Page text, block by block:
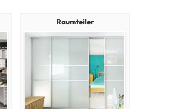
Raumteiler